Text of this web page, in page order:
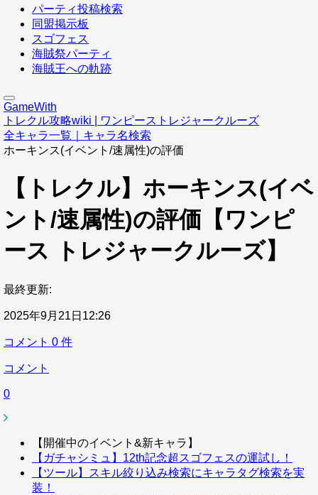
パーティ投稿検索
同盟掲示板
スゴフェス
海賊祭パーティ
海賊王への軌跡
GameWith
トレクル攻略wiki | ワンピーストレジャークルーズ
全キャラ一覧｜キャラ名検索
ホーキンス(イベント/速属性)の評価
【トレクル】ホーキンス(イベ
ント/速属性)の評価【ワンピ
ース トレジャークルーズ】
最終更新:
2025年9月21日12:26
コメント 0 件
コメント
0
【開催中のイベント&新キャラ】
【ガチャシミュ】12th記念超スゴフェスの運試し！
【ツール】スキル絞り込み検索にキャラタグ検索を実
装！